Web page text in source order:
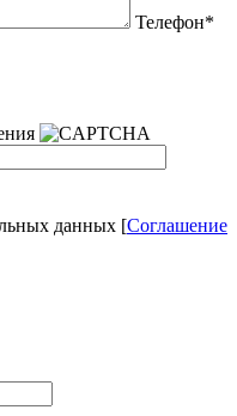
Телефон*
данных [Соглашение